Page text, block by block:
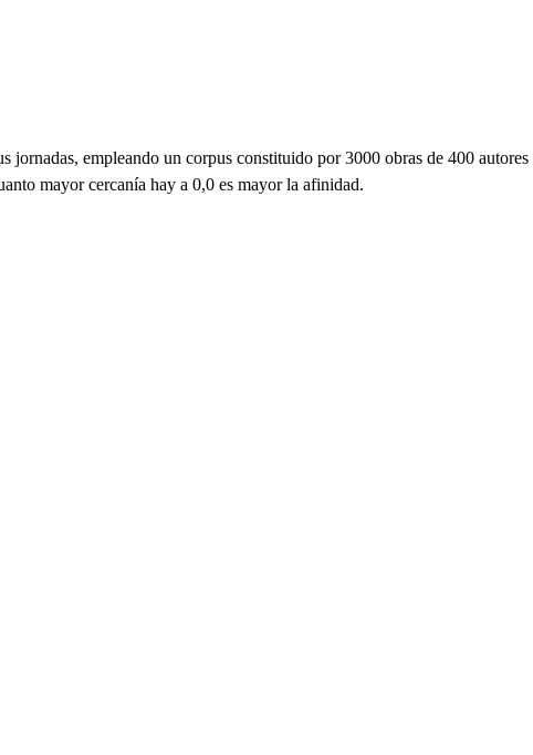
jornadas, empleando un corpus constituido por 3000 obras de 400 autores
mayor cercanía hay a 0,0 es mayor la afinidad.